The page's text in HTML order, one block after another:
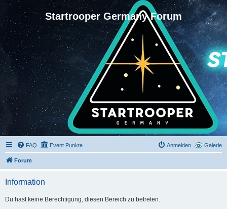
Startrooper Germany Forum
Galerie
FAQ Event Punkte Anmelden
Forum
Information
Du hast keine Berechtigung, diesen Bereich zu betreten.